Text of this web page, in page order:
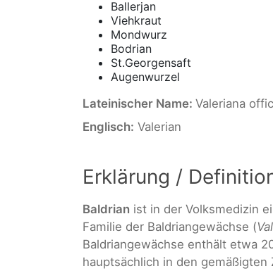
Ballerjan
Viehkraut
Mondwurz
Bodrian
St.Georgensaft
Augenwurzel
Lateinischer Name: Valeriana
Englisch: Valerian
Erklärung /
Baldrian ist in der Volksmedizin
Familie der Baldriangewächse (
Baldriangewächse enthält etwa
hauptsächlich in den